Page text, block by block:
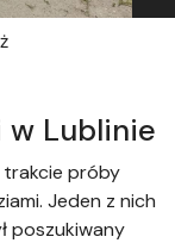
w Lublinie
trakcie próby
Jeden z nich
poszukiwany